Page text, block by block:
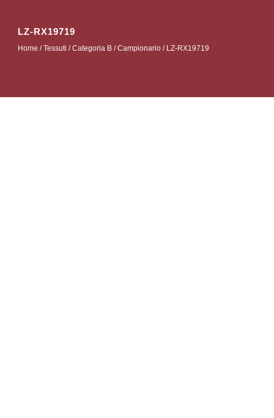
LZ-RX19719
Home /Tessuti /Categoria B /Campionario / LZ-RX19719